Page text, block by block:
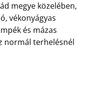
megye közelében,
vékonyágyas
és mázas
normál terhelésnél